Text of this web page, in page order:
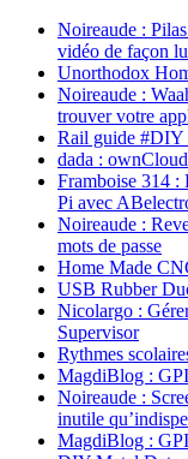
Noireaude :
vidéo de façon
Unorthodox
Noireaude :
trouver votre
Rail guide #DIY
dada :
Framboise 314 :
Pi avec
Noireaude :
mots de passe
Home Made
USB Rubber
Nicolargo :
Supervisor
Rythmes
MagdiBlog :
Noireaude :
inutile
MagdiBlog :